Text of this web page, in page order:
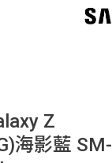
Z
海影藍 SM-